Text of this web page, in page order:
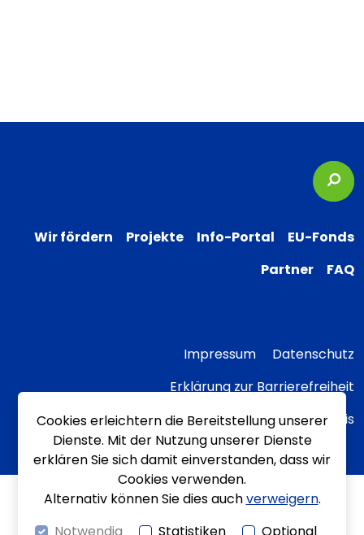
Wir fördern Projekte Info-Portal
EU-Fonds
Partner
FAQ
Impressum
Datenschutz
Erklärung zur Barrierefreiheit
Transparenzhinweis
Cookies erleichtern die Bereitstellung unserer
Dienste. Mit der Nutzung unserer Dienste
erklären Sie sich damit einverstanden, dass wir
Cookies verwenden.
Alternativ können Sie dies auchverweigern.